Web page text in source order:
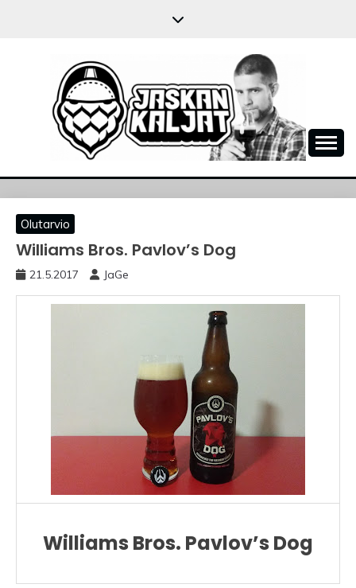
JASKANKALJAT
Olutarvio
Williams Bros. Pavlov’s Dog
21.5.2017 JaGe
Williams Bros. Pavlov’s Dog